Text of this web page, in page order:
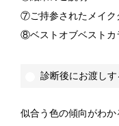
⑦ご持参されたメイク
⑧ベストオブベストカ
診断後にお渡し
似合う色の傾向がわ